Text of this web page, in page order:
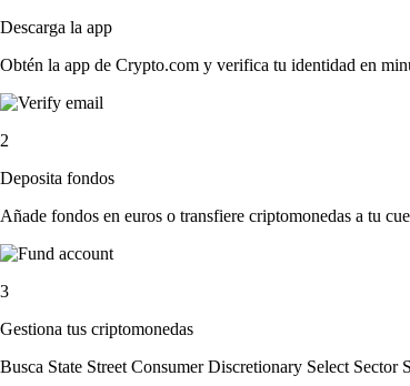
Descarga la app
Obtén la app de Crypto.com y verifica tu identidad en
2
Deposita fondos
Añade fondos en euros o transfiere criptomonedas a tu
3
Gestiona tus criptomonedas
Busca State Street Consumer Discretionary Select